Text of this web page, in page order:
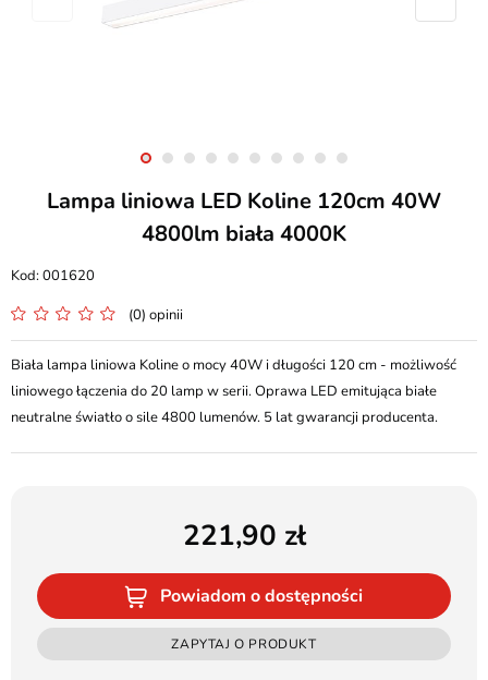
Lampa liniowa LED Koline 120cm 40W
4800lm biała 4000K
001620
(0) opinii
Biała lampa liniowa Koline o mocy 40W i długości 120 cm - możliwość
liniowego łączenia do 20 lamp w serii. Oprawa LED emitująca białe
neutralne światło o sile 4800 lumenów. 5 lat gwarancji producenta.
221,90
Powiadom o dostępności
ZAPYTAJ O PRODUKT